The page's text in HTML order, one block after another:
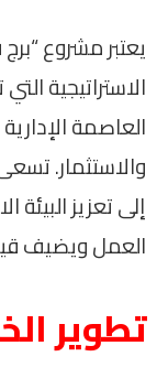
يعتبر مشروع
الاستراتيجية
العاصمة
والاستثمار.
إلى تعزيز
العمل ويضيف
تطوير